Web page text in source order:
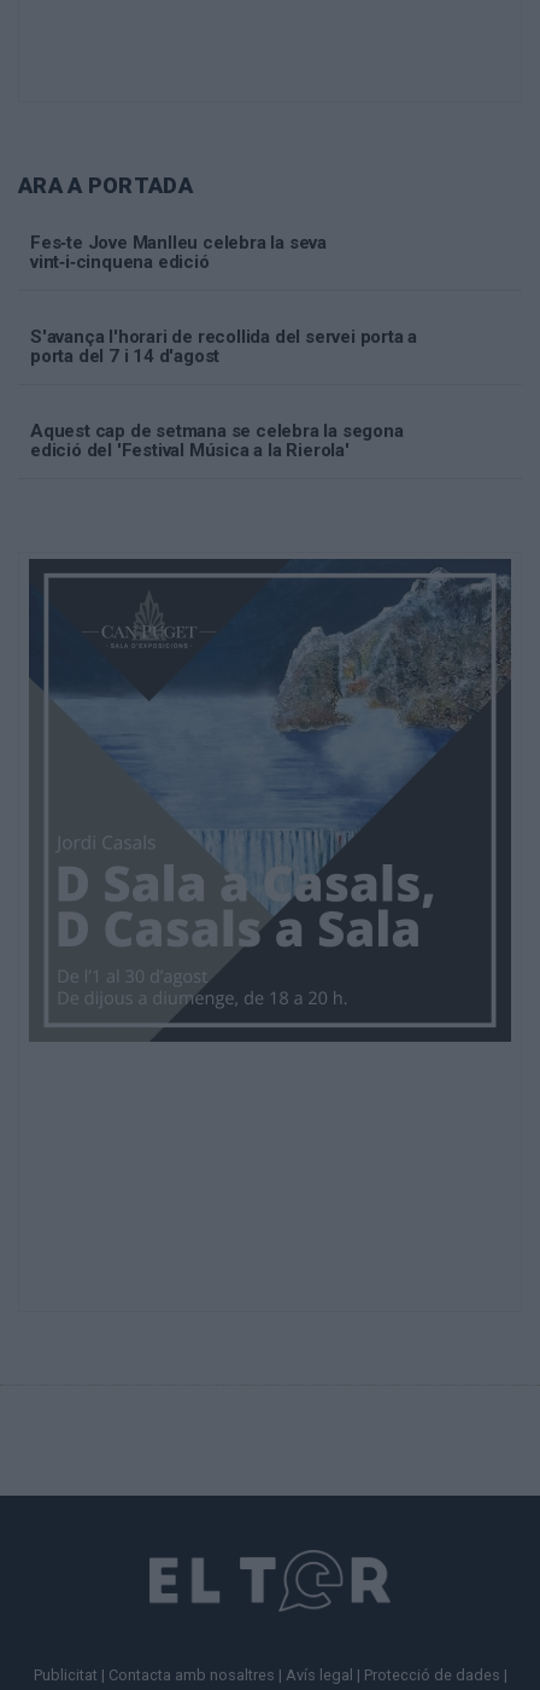
ARA A PORTADA
Fes‑te Jove Manlleu celebra la seva
vint‑i‑cinquena edició
S'avança l'horari de recollida del servei porta a
porta del 7 i 14 d'agost
Aquest cap de setmana se celebra la segona
edició del 'Festival Música a la Rierola'
Publicitat | Contacta amb nosaltres | Avís legal | Protecció de dades |